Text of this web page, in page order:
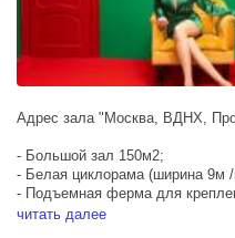
Адрес зала "Москва, ВДНХ,
- Большой зал 150м2;
- Белая циклорама (ширина 9м
- Подъемная ферма для
декорации;
читать далее